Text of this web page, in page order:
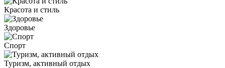
Красота и стиль
Здоровье
Спорт
Туризм, активный отдых